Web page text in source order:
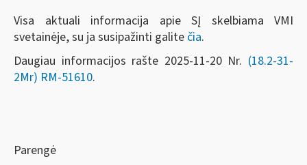
Visa aktuali informacija apie SĮ skelbiama VMI
svetainėje, su ja susipažinti galite čia.
Daugiau informacijos rašte 2025-11-20 Nr. (18.2-31-
2Mr) RM-51610.
Parengė